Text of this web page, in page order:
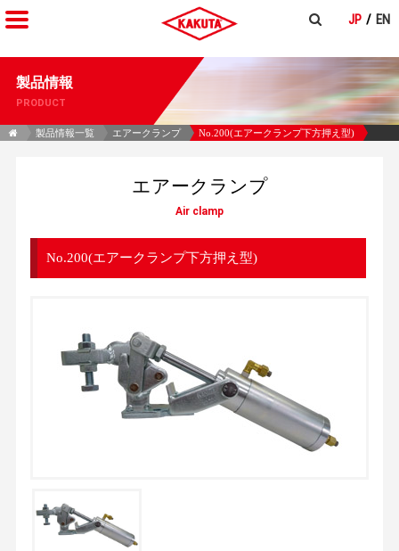
EN
JP
製品情報
PRODUCT
製品情報一覧 エアークランプ No.200(エアークランプ下方押え型)
エアークランプ
Air clamp
No.200(エアークランプ下方押え型)